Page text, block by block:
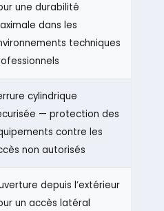
une durabilité
dans les
techniques
cylindrique
— protection des
contre les
non autorisés
depuis l’extérieur
un accès latéral